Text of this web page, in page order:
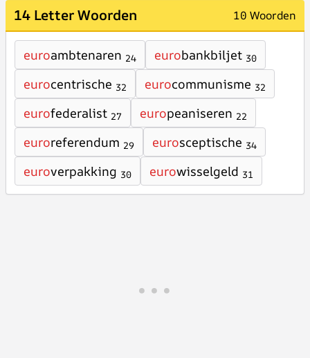
14 Letter Woorden 10 Woorden
euroambtenaren 24 eurobankbiljet 30
eurocentrische 32 eurocommunisme 32
eurofederalist 27 europeaniseren 22
euroreferendum 29 eurosceptische 34
euroverpakking 30 eurowisselgeld 31